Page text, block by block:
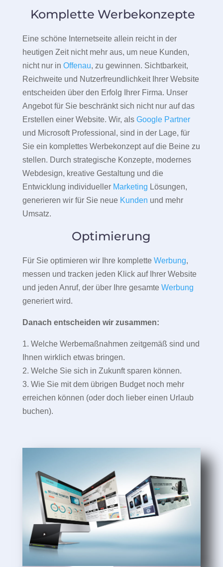
Komplette Werbekonzepte
Eine schöne Internetseite allein reicht in der
heutigen Zeit nicht mehr aus, um neue Kunden,
nicht nur in Offenau, zu gewinnen. Sichtbarkeit,
Reichweite und Nutzerfreundlichkeit Ihrer Website
entscheiden über den Erfolg Ihrer Firma. Unser
Angebot für Sie beschränkt sich nicht nur auf das
Erstellen einer Website. Wir, als Google Partner
und Microsoft Professional, sind in der Lage, für
Sie ein komplettes Werbekonzept auf die Beine zu
stellen. Durch strategische Konzepte, modernes
Webdesign, kreative Gestaltung und die
Entwicklung individueller Marketing Lösungen,
generieren wir für Sie neue Kunden und mehr
Umsatz.
Optimierung
Für Sie optimieren wir Ihre komplette Werbung,
messen und tracken jeden Klick auf Ihrer Website
und jeden Anruf, der über Ihre gesamte Werbung
generiert wird.
Danach entscheiden wir zusammen:
1. Welche Werbemaßnahmen zeitgemäß sind und
Ihnen wirklich etwas bringen.
2. Welche Sie sich in Zukunft sparen können.
3. Wie Sie mit dem übrigen Budget noch mehr
erreichen können (oder doch lieber einen Urlaub
buchen).